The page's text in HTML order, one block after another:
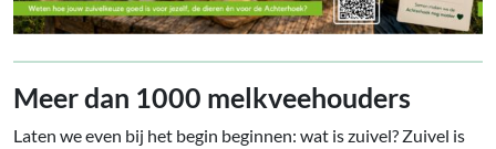
Meer dan 1000 melkveehouders
Laten we even bij het begin beginnen: wat is zuivel? Zuivel is